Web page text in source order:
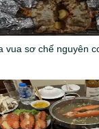
vua sơ chế nguyên